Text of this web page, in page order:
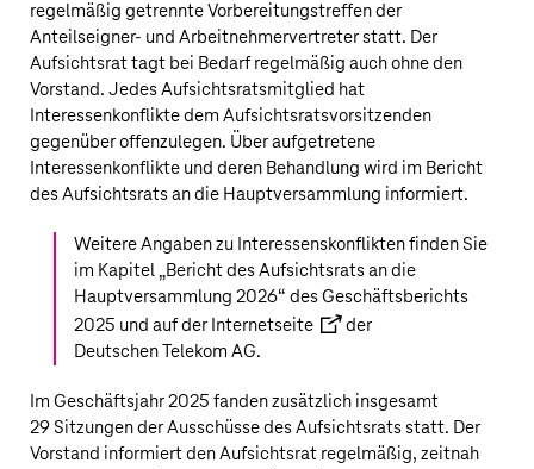
regelmäßig getrennte Vorbereitungstreffen der
Anteilseigner- und Arbeitnehmervertreter statt. Der
Aufsichtsrat tagt bei Bedarf regelmäßig auch ohne den
Vorstand. Jedes Aufsichtsratsmitglied hat
Interessenkonflikte dem Aufsichtsratsvorsitzenden
gegenüber offenzulegen. Über aufgetretene
Interessenkonflikte und deren Behandlung wird im Bericht
des Aufsichtsrats an die Hauptversammlung informiert.
Weitere Angaben zu Interessenskonflikten finden Sie
im Kapitel „Bericht des Aufsichtsrats an die
Hauptversammlung 2026“ des Geschäftsberichts
2025 und auf der Internetseite
der
Deutschen Telekom AG.
Im Geschäftsjahr 2025 fanden zusätzlich insgesamt
29 Sitzungen der Ausschüsse des Aufsichtsrats statt. Der
Vorstand informiert den Aufsichtsrat regelmäßig, zeitnah